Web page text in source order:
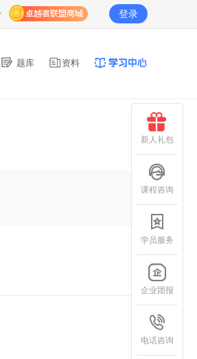
登录
题库 资料
新人礼包
课程咨询
学员服务
企业团报
电话咨询